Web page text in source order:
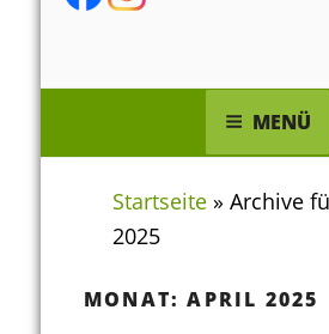
MENÜ
Startseite » Archive
2025
MONAT:APRIL 2025